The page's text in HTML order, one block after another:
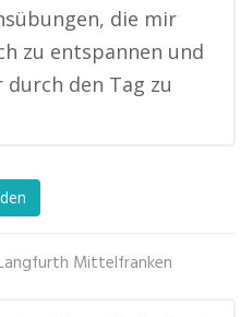
die mir
zu entspannen und
durch den Tag zu
Mittelfranken